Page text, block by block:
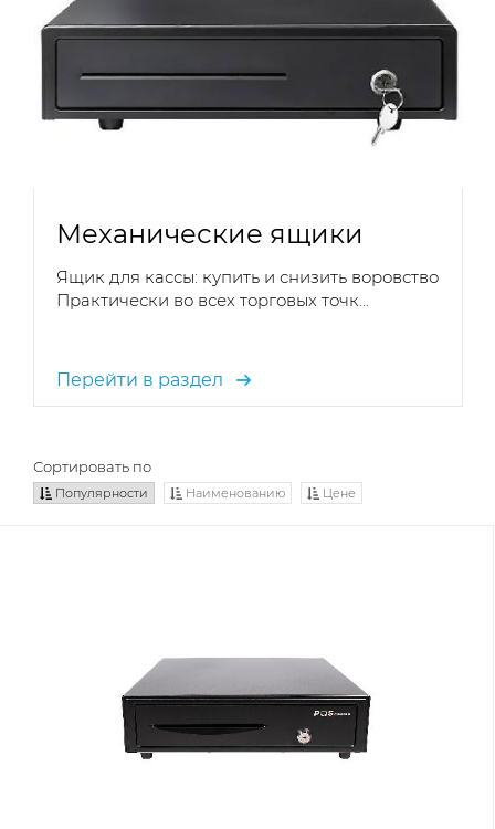
Механические ящики
Ящик для кассы: купить и снизить воровство
Практически во всех торговых точк...
Перейти в раздел
Сортировать по
Популярности Наименованию Цене